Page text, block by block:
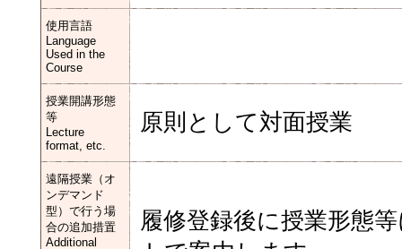
使用言語
Language
Used in the
Course
授業開講形態
等
Lecture
format, etc.
原則として対面授業
遠隔授業（オ
ンデマンド
型）で行う場
合の追加措置
Additional
履修登録後に授業形態